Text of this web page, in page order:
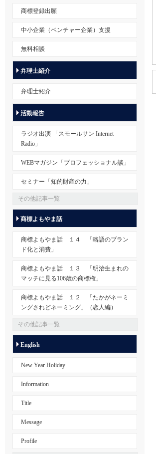
商標登録出願
中小企業（ベンチャー企業）支援
無料相談
弁理士紹介
弁理士紹介
活動報告
ラジオ出演 「スモールサン Internet
Radio」
WEBマガジン「プロフェッショナル談」
セミナー「知的財産の力」
その他記事一覧
商標よもやま話
商標よもやま話 １４ 「略語のブラン
ド化と消費」
商標よもやま話 １３ 「明治生まれの
マッチに見る106歳の商標権」
商標よもやま話 １２ 「たかがネーミ
ングされどネーミング」（恋人編）
その他記事一覧
English
New Year Holiday
Information
Title
Message
Profile